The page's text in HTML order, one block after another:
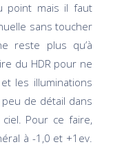
point mais il faut
sans toucher
reste plus qu’à
du HDR pour ne
les illuminations
de détail dans
Pour ce faire,
à -1,0 et +1ev.